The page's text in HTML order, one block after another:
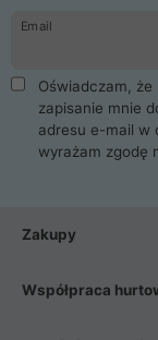
Email
Oświadczam,
zapisanie mnie
adresu e-mail w
wyrażam zgodę
Zakupy
Współpraca